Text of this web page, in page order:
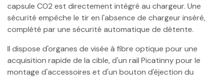
capsule CO2 est directement intégré au chargeur. Une
sécurité empêche le tir en l'absence de chargeur inséré,
complété par une sécurité automatique de détente.
Il dispose d'organes de visée à fibre optique pour une
acquisition rapide de la cible, d'un rail Picatinny pour le
montage d'accessoires et d'un bouton d'éjection du